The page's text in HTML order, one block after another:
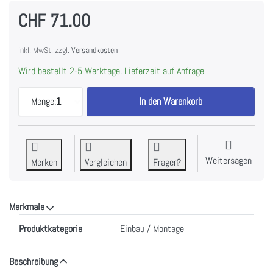
CHF 71.00
inkl. MwSt. zzgl. Versandkosten
Wird bestellt 2-5 Werktage, Lieferzeit auf Anfrage
Menge:1
MIELE DUW 20 | Umluft Umbausatz für
In den Warenkorb
Merken Vergleichen Fragen? Weitersagen
Merkmale
Produktkategorie Einbau / Montage
Beschreibung